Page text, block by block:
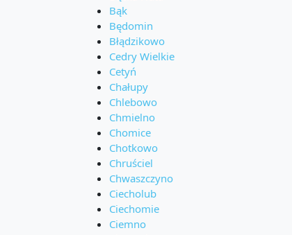
Bąk
Będomin
Błądzikowo
Cedry Wielkie
Cetyń
Chałupy
Chlebowo
Chmielno
Chomice
Chotkowo
Chruściel
Chwaszczyno
Ciecholub
Ciechomie
Ciemno